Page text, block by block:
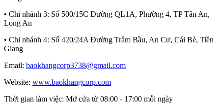
• Chi nhánh 3: Số 500/15C Đường QL1A, Phường 4, TP Tân An,
Long An
• Chi nhánh 4: Số 420/24A Đường Trâm Bầu, An Cư, Cái Bè, Tiền
Giang
Email: baokhangcorp3738@gmail.com
Website: www.baokhangcorp.com
Thời gian làm việc: Mở cửa từ 08:00 - 17:00 mỗi ngày